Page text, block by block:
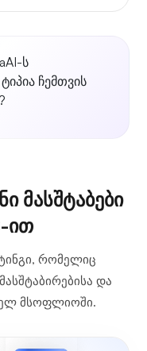
ს
ჩემთვის
მასშტაბები
ით
რომელიც
და
მსოფლიოში.